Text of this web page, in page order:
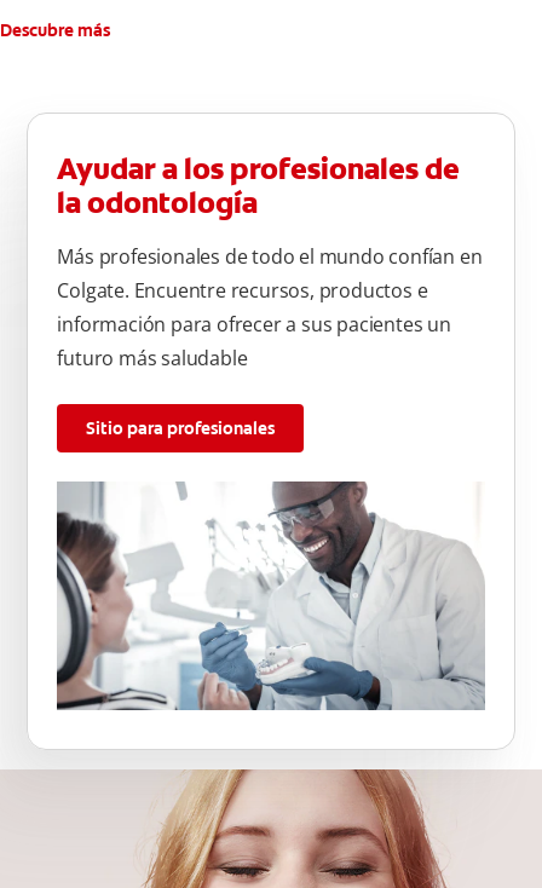
Descubre más
Ayudar a los profesionales de
la odontología
Más profesionales de todo el mundo confían en
Colgate. Encuentre recursos, productos e
información para ofrecer a sus pacientes un
futuro más saludable
Sitio para profesionales